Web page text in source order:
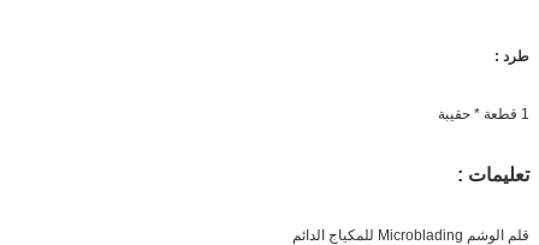
طرد :
1 قطعة * حقيبة
تعليمات :
قلم الوشم Microblading للمكياج الدائم